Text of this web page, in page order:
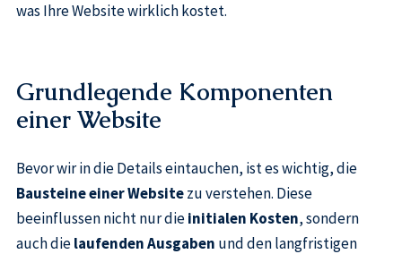
was Ihre Website wirklich kostet.
Grundlegende Komponenten
einer Website
Bevor wir in die Details eintauchen, ist es wichtig, die
Bausteine einer Websitezu verstehen. Diese
beeinflussen nicht nur dieinitialen Kosten, sondern
auch dielaufenden Ausgaben und den langfristigen